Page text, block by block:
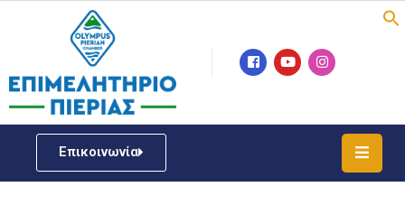
Επικοινωνία
Επιμελητήριο
Νέα